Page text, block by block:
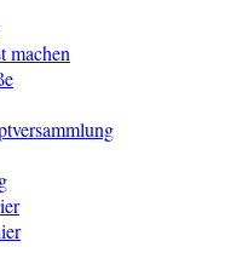
machen